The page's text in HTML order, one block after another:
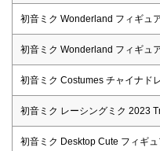
初音ミク Wonderland フィギュ
初音ミク Wonderland フィギュ
初音ミク Costumes チャイナド
初音ミク レーシングミク 2023
初音ミク Desktop Cute フィギ